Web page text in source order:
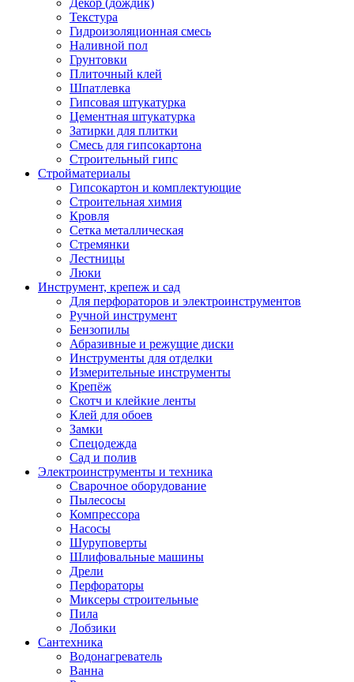
Текстура
Гидроизоляционная смесь
Наливной пол
Грунтовки
Плиточный клей
Шпатлевка
Гипсовая штукатурка
Цементная штукатурка
Затирки для плитки
Смесь для гипсокартона
Строительный гипс
Стройматериалы
Гипсокартон и комплектующие
Строительная химия
Кровля
Сетка металлическая
Стремянки
Лестницы
Люки
Инструмент, крепеж и сад
Для перфораторов и электроинструментов
Ручной инструмент
Бензопилы
Абразивные и режущие диски
Инструменты для отделки
Измерительные инструменты
Крепёж
Скотч и клейкие ленты
Клей для обоев
Замки
Спецодежда
Сад и полив
Электроинструменты и техника
Сварочное оборудование
Пылесосы
Компрессора
Насосы
Шуруповерты
Шлифовальные машины
Дрели
Перфораторы
Миксеры строительные
Пила
Лобзики
Сантехника
Водонагреватель
Ванна